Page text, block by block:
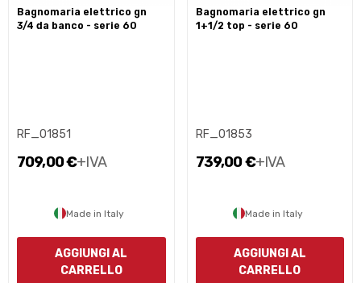
bagnomaria elettrico gn
3/4 da banco - serie 60
RF_01851
709,00 €+IVA
Made in Italy
AGGIUNGI AL
CARRELLO
bagnomaria elettrico gn
1+1/2 top - serie 60
RF_01853
739,00 €+IVA
Made in Italy
AGGIUNGI AL
CARRELLO